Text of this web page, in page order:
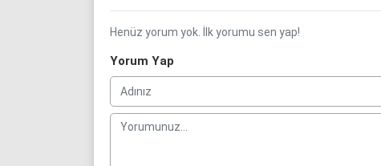
Henüz yorum yok. İlk yorumu sen yap!
Yorum Yap